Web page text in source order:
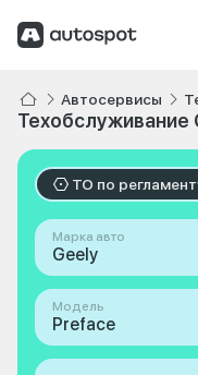
Автосервисы
Техобслуживание
ТО по
Марка авто
Geely
Модель
Preface